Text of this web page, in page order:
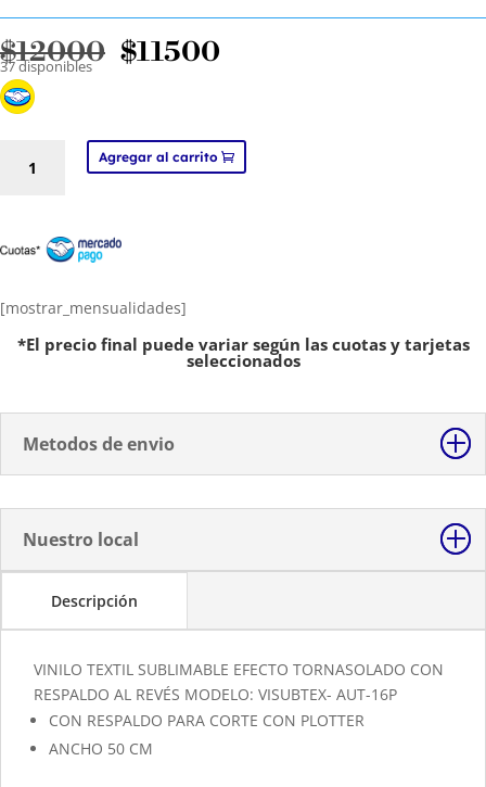
$12000 El
$12000.
$11500
$11500.
37 disponibles
Textil
con
al
cantidad
Agregar al carrito
[mostrar_mensualidades]
*El precio final puede variar según las cuotas y tarjetas
seleccionados
Metodos de envio
Nuestro local
Descripción
VINILO TEXTIL SUBLIMABLE EFECTO TORNASOLADO CON
RESPALDO AL REVÉS MODELO: VISUBTEX- AUT-16P
CON RESPALDO PARA CORTE CON PLOTTER
ANCHO 50 CM